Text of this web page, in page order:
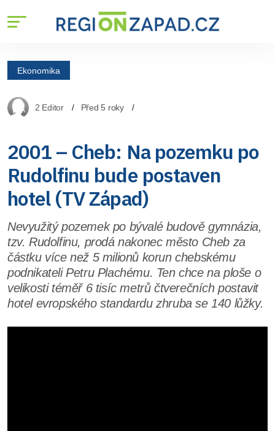
Ekonomika
2 Editor Před 5 roky
2001 – Cheb: Na pozemku po
Rudolfinu bude postaven
hotel (TV Západ)
Nevyužitý pozemek po bývalé budově gymnázia,
tzv. Rudolfinu, prodá nakonec město Cheb za
částku více než 5 milionů korun chebskému
podnikateli Petru Plachému. Ten chce na ploše o
velikosti téměř 6 tisíc metrů čtverečních postavit
hotel evropského standardu zhruba se 140 lůžky.